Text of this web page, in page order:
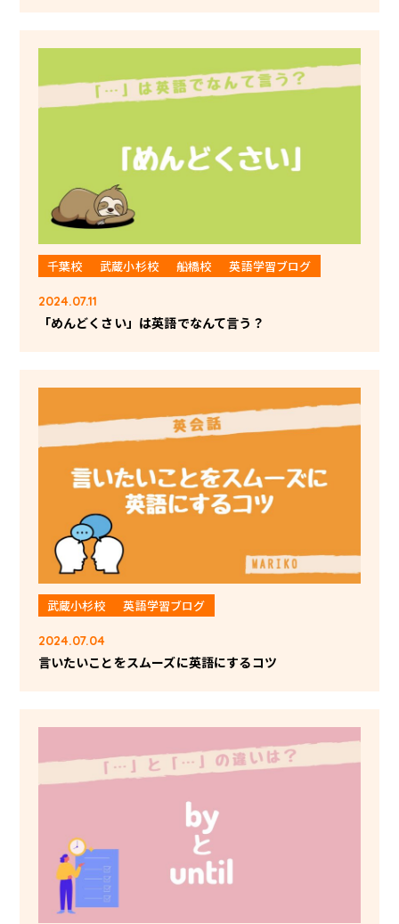
千葉校 武蔵小杉校 船橋校 英語学習ブログ
2024.07.11
「めんどくさい」は英語でなんて言う？
武蔵小杉校 英語学習ブログ
2024.07.04
言いたいことをスムーズに英語にするコツ